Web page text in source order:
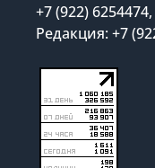
+7 (922)
Редакция: +7